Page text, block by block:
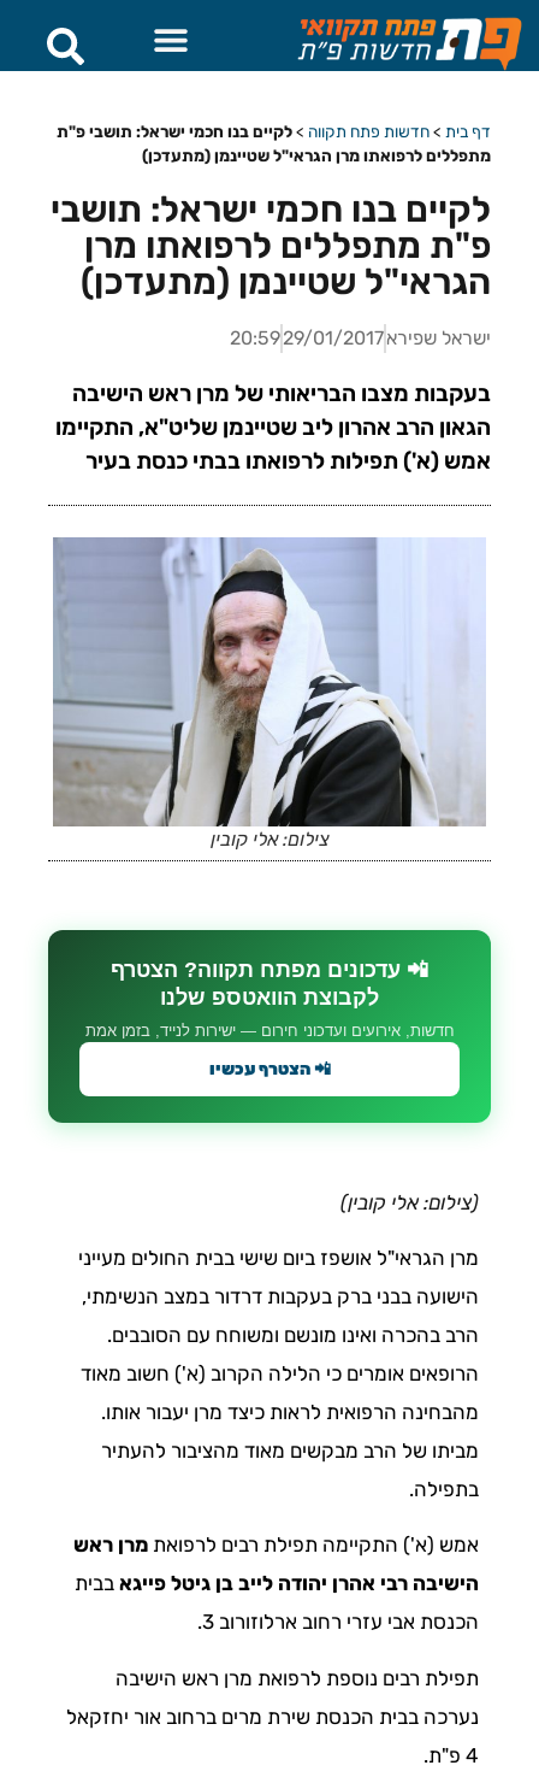
דף בית >חדשות פתח תקווה >לקיים בנו חכמי ישראל: תושבי פ"ת
מתפללים לרפואתו מרן הגראי"ל שטיינמן (מתעדכן)
לקיים בנו חכמי ישראל: תושבי
פ"ת מתפללים לרפואתו מרן
הגראי"ל שטיינמן (מתעדכן)
ישראל שפירא29/01/2017
20:59
בעקבות מצבו הבריאותי של מרן ראש הישיבה
הגאון הרב אהרון ליב שטיינמן שליט"א, התקיימו
אמש (א') תפילות לרפואתו בבתי כנסת בעיר
צילום: אלי קובין
📲 עדכונים מפתח תקווה? הצטרף
לקבוצת הוואטספ שלנו
חדשות, אירועים ועדכוני חירום — ישירות לנייד, בזמן אמת
📲 הצטרף עכשיו
(צילום: אלי קובין)
מרן הגראי"ל אושפז ביום שישי בבית החולים מעייני
הישועה בבני ברק בעקבות דרדור במצב הנשימתי,
הרב בהכרה ואינו מונשם ומשוחח עם הסובבים.
הרופאים אומרים כי הלילה הקרוב (א') חשוב מאוד
מהבחינה הרפואית לראות כיצד מרן יעבור אותו.
מביתו של הרב מבקשים מאוד מהציבור להעתיר
בתפילה.
אמש (א') התקיימה תפילת רבים לרפואת מרן ראש
הישיבה רבי אהרן יהודה לייב בן גיטל פייגא בבית
הכנסת אבי עזרי רחוב ארלוזורוב 3.
תפילת רבים נוספת לרפואת מרן ראש הישיבה
נערכה בבית הכנסת שירת מרים ברחוב אור יחזקאל
4 פ"ת.